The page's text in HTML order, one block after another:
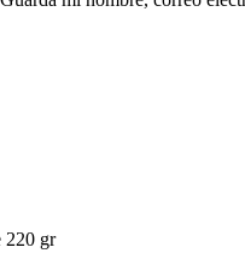
220 gr